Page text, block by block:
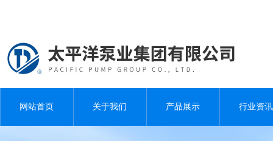
网站首页 关于我们 产品展示 行业资讯